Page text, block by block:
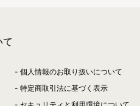
個人情報のお取り扱いについて
特定商取引法に基づく表示